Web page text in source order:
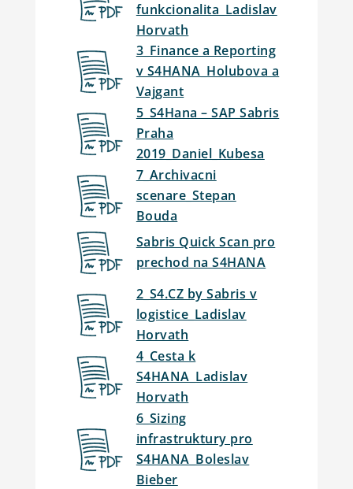
funkcionalita_Ladislav
Horvath
3_Finance a Reporting
v S4HANA_Holubova a
Vajgant
5_S4Hana – SAP Sabris
Praha
2019_Daniel_Kubesa
7_Archivacni
scenare_Stepan
Bouda
Sabris Quick Scan pro
prechod na S4HANA
2_S4.CZ by Sabris v
logistice_Ladislav
Horvath
4_Cesta k
S4HANA_Ladislav
Horvath
6_Sizing
infrastruktury pro
S4HANA_Boleslav
Bieber